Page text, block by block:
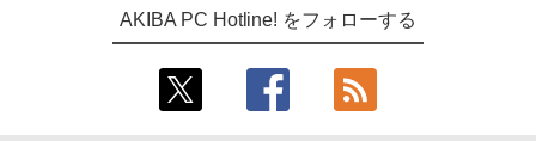
AKIBA PC Hotline! をフォローする